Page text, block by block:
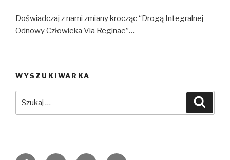
Doświadczaj z nami zmiany krocząc “Drogą Integralnej
Odnowy Człowieka Via Reginae”…
WYSZUKIWARKA